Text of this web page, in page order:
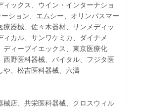
ィックス、ウイン・インターナショ
ション、エムシー、オリンパスマー
療器械、佐々木器材、サンメディッ
ィカル、サンワケミカ、ダイナメ
ディーブイエックス、東京医療化
西野医科器械、バイタル、フジタ医
や、松吉医科器械、六濤
械店、共栄医科器械、クロスウィル